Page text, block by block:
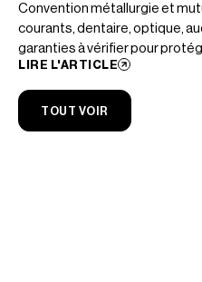
Convention métallurgie et
courants, dentaire, optique,
garanties à vérifier pour
LIRE L'ARTICLE
TOUT VOIR